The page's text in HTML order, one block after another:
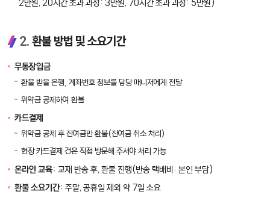
2만원, 20시간 초과 과정: 3만원, 70시간 초과 과정: 5만원)
2. 환불 방법 및 소요기간
무통장입금
환불 받을 은행, 계좌번호 정보를 담당 매니저에게 전달
위약금 공제하여 환불
카드결제
위약금 공제 후 잔여금만 환불(잔여금 취소 처리)
현장 카드결제 건은 직접 방문해 주셔야 처리 가능
온라인 교육: 교재 반송 후, 환불 진행(반송 택배비: 본인 부담)
환불 소요기간: 주말, 공휴일 제외 약 7일 소요